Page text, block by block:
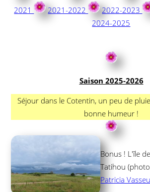
2021
2021-2022 2022-2023
2024-2025
Saison 2025-2026
Séjour dans le Cotentin, un peu de
bonne humeur !
Bonus ! L'île de
Tatihou
Patricia